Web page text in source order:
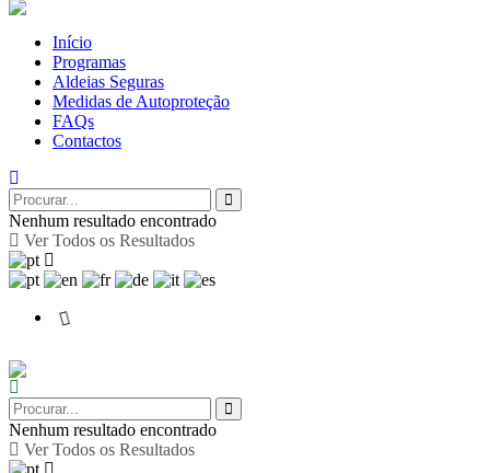
Início
Programas
Aldeias Seguras
Medidas de Autoproteção
FAQs
Contactos
Nenhum resultado encontrado
Ver Todos os Resultados
Nenhum resultado encontrado
Ver Todos os Resultados